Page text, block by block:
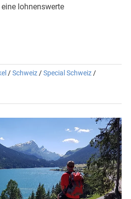
lohnenswerte
/Schweiz /Special Schweiz /